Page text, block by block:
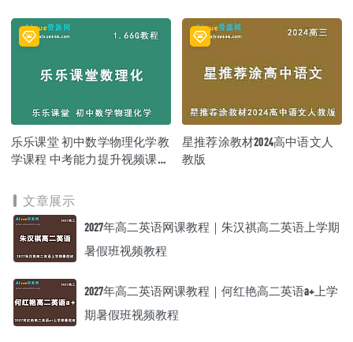
乐乐课堂 初中数学物理化学教
学课程 中考能力提升视频课
星推荐涂教材2024高中语文人
教版
文章展示
2027年高二英语网课教程｜朱汉祺高二英语上学期
暑假班视频教程
2027年高二英语网课教程｜何红艳高二英语a+上学
期暑假班视频教程